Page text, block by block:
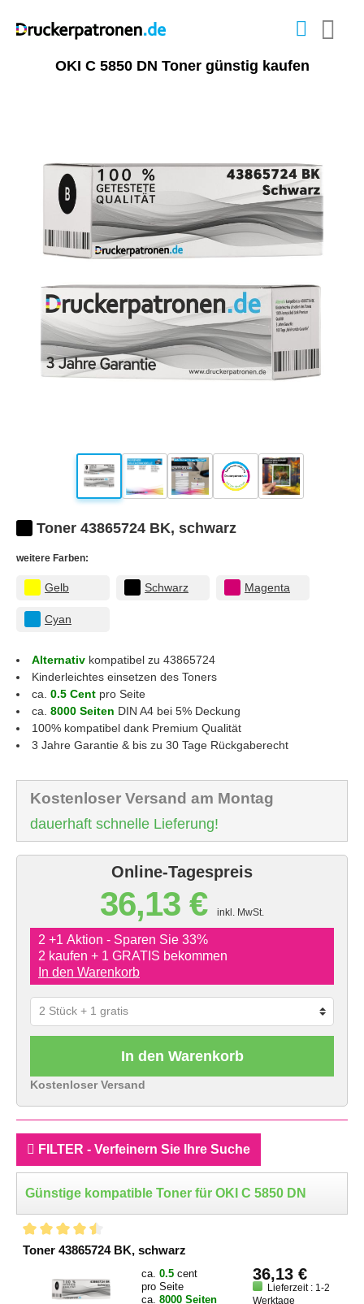
OKI C 5850 DN Toner günstig kaufen
Toner 43865724 BK, schwarz
weitere Farben:
Gelb Schwarz Magenta
Cyan
Alternativ kompatibel zu 43865724
Kinderleichtes einsetzen des Toners
ca. 0.5 Cent pro Seite
ca. 8000 Seiten DIN A4 bei 5% Deckung
100% kompatibel dank Premium Qualität
3 Jahre Garantie & bis zu 30 Tage Rückgaberecht
Kostenloser Versand am Montag
dauerhaft schnelle Lieferung!
Online-Tagespreis
36,13 € inkl. MwSt.
2 +1 Aktion - Sparen Sie 33%
2 kaufen + 1 GRATIS bekommen
In den Warenkorb
In den Warenkorb
Kostenloser Versand
FILTER - Verfeinern Sie Ihre Suche
Günstige kompatible Toner für OKI C 5850 DN
Toner 43865724 BK, schwarz
ca. 0.5 cent
pro Seite
ca. 8000 Seiten
36,13 €
Lieferzeit : 1-2
Werktage